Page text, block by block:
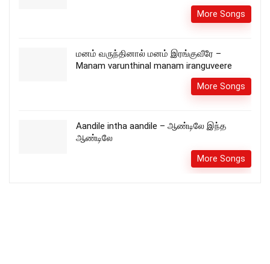
More Songs
மனம் வருந்தினால் மனம் இரங்குவீரே –
Manam varunthinal manam iranguveere
More Songs
Aandile intha aandile – ஆண்டிலே இந்த
ஆண்டிலே
More Songs